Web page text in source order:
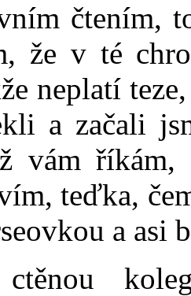
čtením,
že v té
neplatí
a začali
vám říkám,
teďka,
a asi